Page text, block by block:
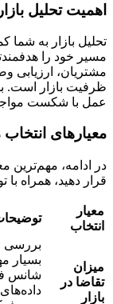
اهمیت تحلیل بازار
تحلیل بازار به
مسیر خود را
مشتریان، ارزیابی
ظرفیت بازار است.
عمل با شکست
معیارهای
در ادامه، مهم‌ترین
قرار دهید، همراه
معیار
انتخاب
میزان
تقاضا در
بازار
بررسی
بسیار
شانس